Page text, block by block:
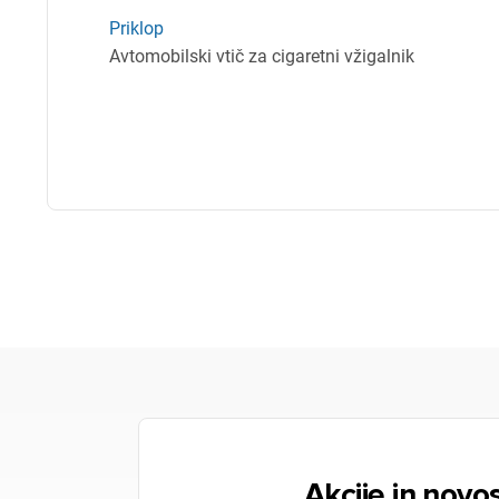
Priklop
Avtomobilski vtič za cigaretni vžigalnik